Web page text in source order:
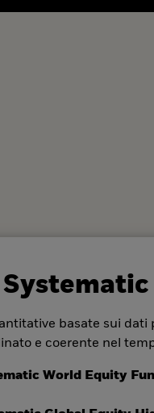
Systematic
basate sui dati
e coerente nel
World Equity